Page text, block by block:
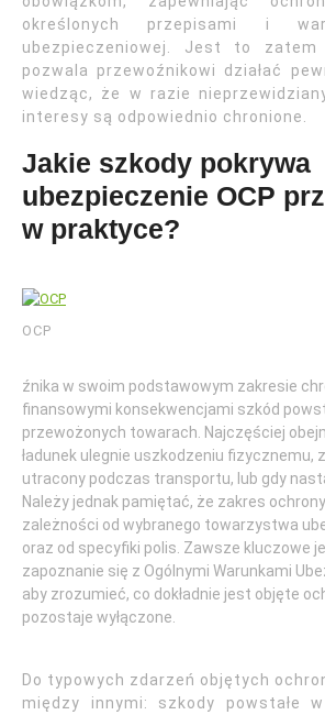
określonych przepisami i
ubezpieczeniowej. Jest to zatem
pozwala przewoźnikowi działać
wiedząc, że w razie
interesy są odpowiednio chronione.
Jakie szkody pokrywa
ubezpieczenie OCP
w praktyce?
OCP
źnika w swoim podstawowym zakresie
finansowymi konsekwencjami szkód
przewożonych towarach. Najczęściej
ładunek ulegnie uszkodzeniu fizycznemu,
utracony podczas transportu, lub gdy
Należy jednak pamiętać, że zakres
zależności od wybranego towarzystwa
oraz od specyfiki polis. Zawsze kluczowe
zapoznanie się z Ogólnymi Warunkami
aby zrozumieć, co dokładnie jest objęte
pozostaje wyłączone.
Do typowych zdarzeń objętych
między innymi: szkody powstałe